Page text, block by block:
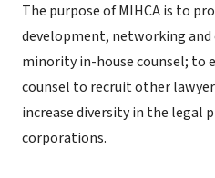
The purpose of MIHCA is to
development, networking and
minority in-house counsel; to
counsel to recruit other
increase diversity in the legal
corporations.